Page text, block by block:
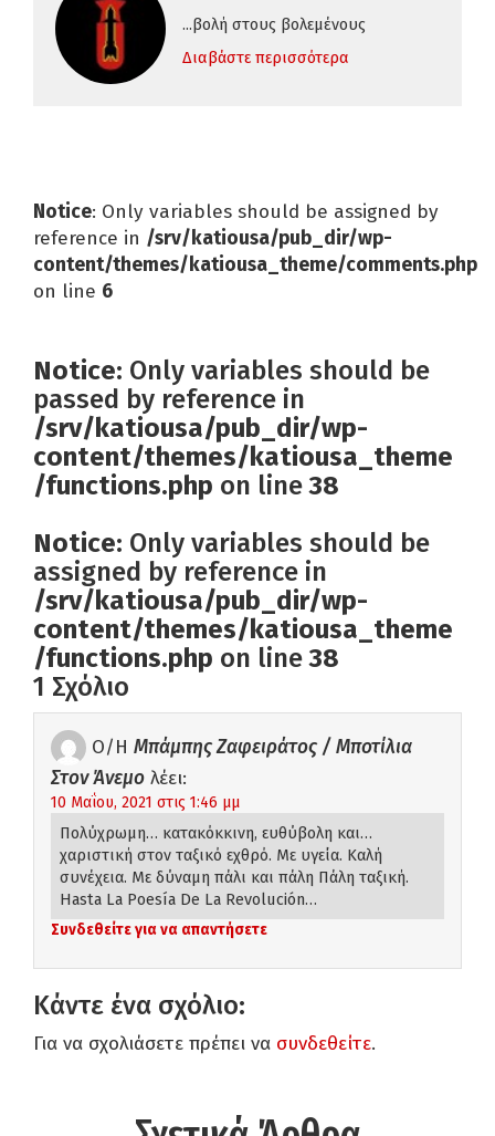
...βολή στους βολεμένους
Διαβάστε περισσότερα
Notice: Only variables should be assigned by
reference in /srv/katiousa/pub_dir/wp-
content/themes/katiousa_theme/comments.php
on line 6
Notice: Only variables should be
passed by reference in
/srv/katiousa/pub_dir/wp-
content/themes/katiousa_theme
/functions.php on line38
Notice: Only variables should be
assigned by reference in
/srv/katiousa/pub_dir/wp-
content/themes/katiousa_theme
/functions.php on line38
1 Σχόλιο
Ο/Η Μπάμπης Ζαφειράτος / Μποτίλια
Στον Άνεμο λέει:
10 Μαΐου, 2021 στις 1:46 μμ
Πολύχρωμη… κατακόκκινη, ευθύβολη και…
χαριστική στον ταξικό εχθρό. Με υγεία. Καλή
συνέχεια. Με δύναμη πάλι και πάλη Πάλη ταξική.
Hasta La Poesía De La Revolución…
Συνδεθείτε για να απαντήσετε
Κάντε ένα σχόλιο:
Για να σχολιάσετε πρέπει να συνδεθείτε.